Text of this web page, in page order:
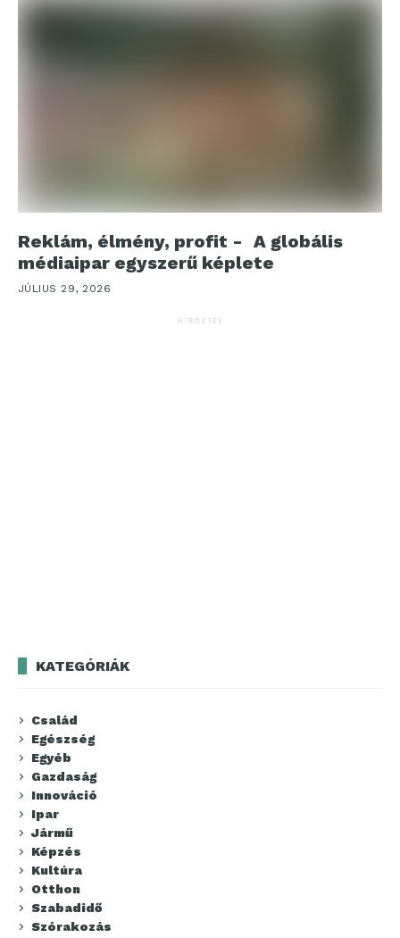
Reklám, élmény, profit - A globális
médiaipar egyszerű képlete
JÚLIUS 29, 2026
HIRDETÉS
KATEGÓRIÁK
Család
Egészség
Egyéb
Gazdaság
Innováció
Ipar
Jármű
Képzés
Kultúra
Otthon
Szabadidő
Szórakozás